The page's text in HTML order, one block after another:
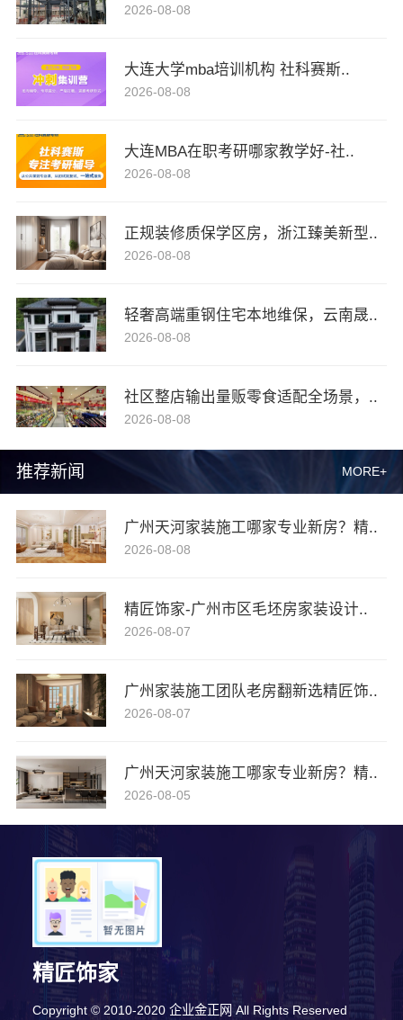
推荐新闻 MORE+
广州天河家装施工哪家专业新房？精..
2026-08-08
精匠饰家-广州市区毛坯房家装设计..
2026-08-07
广州家装施工团队老房翻新选精匠饰..
2026-08-07
广州天河家装施工哪家专业新房？精..
2026-08-05
2026-08-08
大连大学mba培训机构 社科赛斯..
2026-08-08
大连MBA在职考研哪家教学好-社..
2026-08-08
正规装修质保学区房，浙江臻美新型..
2026-08-08
轻奢高端重钢住宅本地维保，云南晟..
2026-08-08
社区整店输出量贩零食适配全场景，..
2026-08-08
精匠饰家
Copyright © 2010-2020 企业金正网 All Rights Reserved